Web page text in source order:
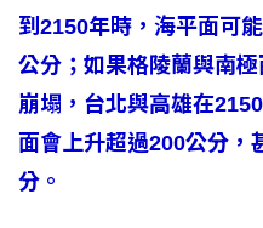
到2150年時，海平面可
公分；如果格陵蘭與南
崩塌，台北與高雄在
面會上升超過200公分，
分。